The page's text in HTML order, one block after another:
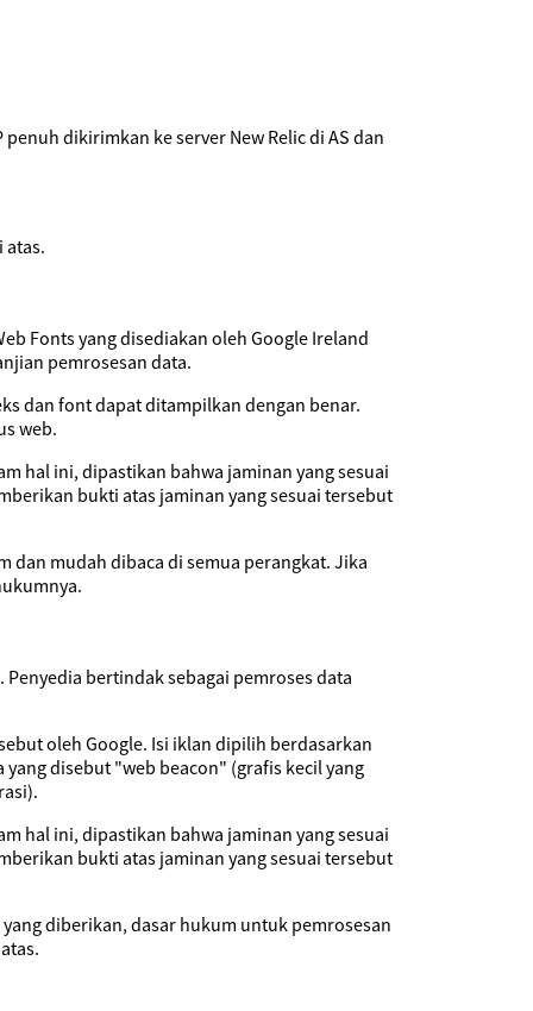
dikirimkan ke server New Relic di AS dan
atas.
Fonts yang disediakan oleh Google Ireland
pemrosesan data.
dan font dapat ditampilkan dengan benar.
web.
hal ini, dipastikan bahwa jaminan yang sesuai
bukti atas jaminan yang sesuai tersebut
dan mudah dibaca di semua perangkat. Jika
bertindak sebagai pemroses data
oleh Google. Isi iklan dipilih berdasarkan
disebut "web beacon" (grafis kecil yang
hal ini, dipastikan bahwa jaminan yang sesuai
bukti atas jaminan yang sesuai tersebut
diberikan, dasar hukum untuk pemrosesan